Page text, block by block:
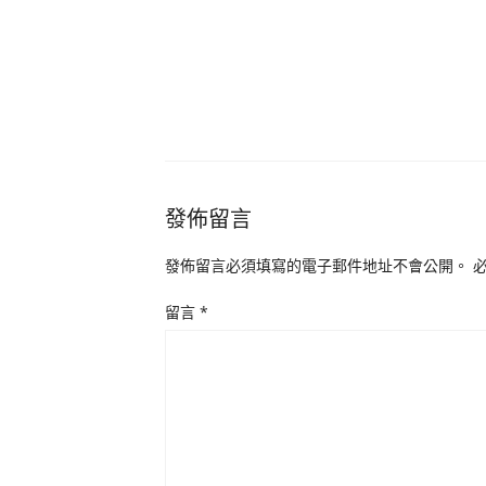
發佈留言
發佈留言必須填寫的電子郵件地址不會公開。
留言 *